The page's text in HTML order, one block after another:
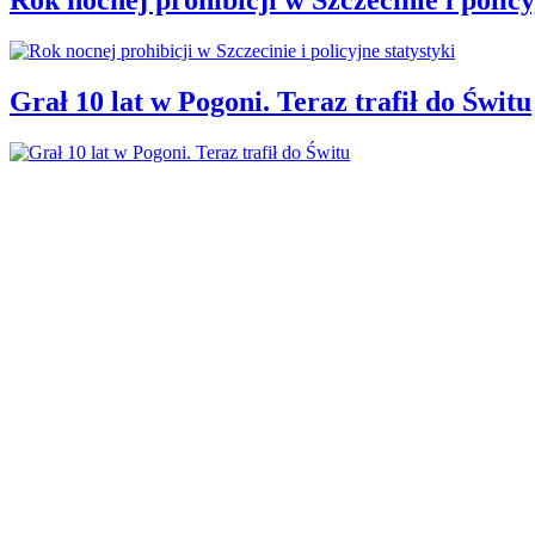
Grał 10 lat w Pogoni. Teraz trafił do Świtu